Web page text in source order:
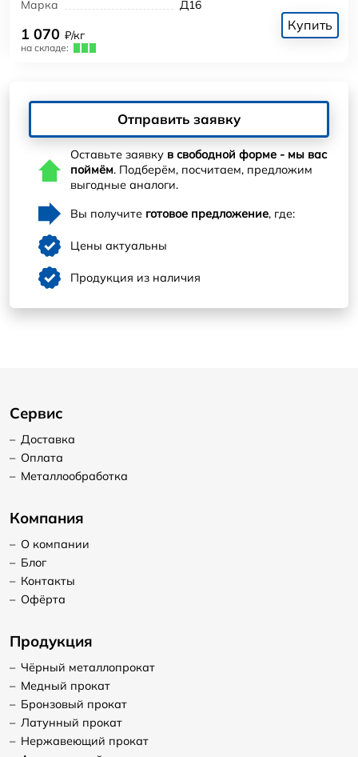
Марка
Д16
1 070 ₽/кг
на складе:
Купить
Отправить заявку
Оставьте заявку в свободной форме - мы вас
поймём. Подберём, посчитаем, предложим
выгодные аналоги.
Вы получите готовое предложение, где:
Цены актуальны
Продукция из наличия
Сервис
– Доставка
– Оплата
– Металлообработка
Компания
– О компании
– Блог
– Контакты
– Офёрта
Продукция
– Чёрный металлопрокат
– Медный прокат
– Бронзовый прокат
– Латунный прокат
– Нержавеющий прокат